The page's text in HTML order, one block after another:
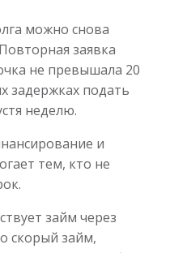
можно снова
заявка
не превышала 20
задержках подать
неделю.
и
тем, кто не
займ через
скорый займ,